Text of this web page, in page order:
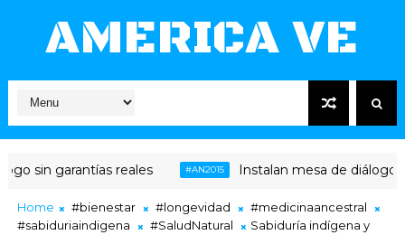
AMERICA VE
sin garantías reales #AN2015 Instalan mesa de diálogo
Home #bienestar #longevidad
#medicinaancestral
#sabiduriaindigena
#SaludNatural
Sabiduría indígena y